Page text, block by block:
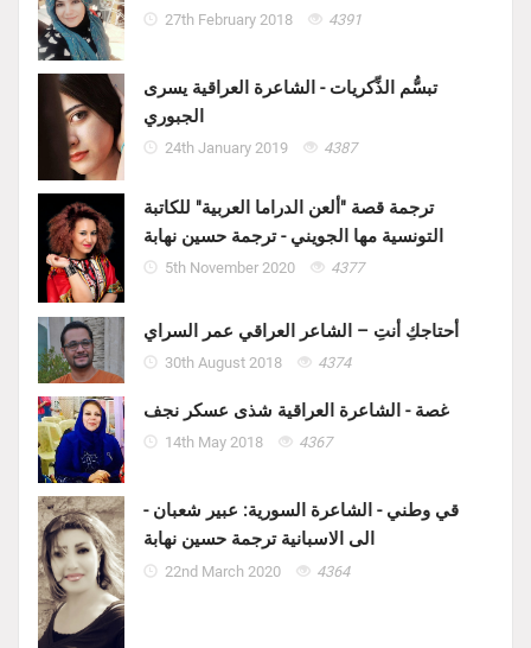
27th February 2018 4391
تبسُّم الذِّكريات - الشاعرة العراقية يسرى
الجبوري
24th January 2019 4387
ترجمة قصة "ألعن الدراما العربية" للكاتبة
التونسية مها الجويني - ترجمة حسين نهابة
5th November 2020 4377
أحتاجكِ أنتِ – الشاعر العراقي عمر السراي
30th August 2018 4374
غصة - الشاعرة العراقية شذى عسكر نجف
14th May 2018 4367
قي وطني - الشاعرة السورية: عبير شعبان -
الى الاسبانية ترجمة حسين نهابة
22nd March 2020 4364